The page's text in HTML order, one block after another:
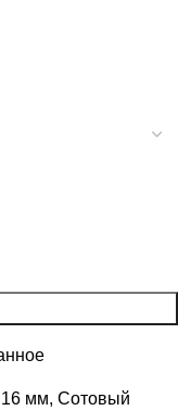
16 мм, Сотовый